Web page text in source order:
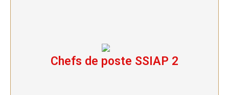
Chefs de poste SSIAP 2
Chefs de poste SSIAP 2